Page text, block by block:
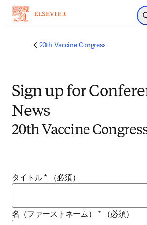
メイン
20th Vaccine Congress
Sign up for
News
20th Vaccine
タイトル * （必須）
名（ファーストネーム） * （必須）